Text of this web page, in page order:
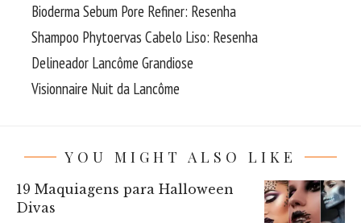
Bioderma Sebum Pore Refiner: Resenha
Shampoo Phytoervas Cabelo Liso: Resenha
Delineador Lancôme Grandiose
Visionnaire Nuit da Lancôme
YOU MIGHT ALSO LIKE
19 Maquiagens para Halloween
Divas